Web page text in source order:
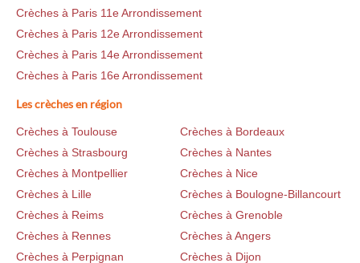
Crèches à Paris 11e Arrondissement
Crèches à Paris 12e Arrondissement
Crèches à Paris 14e Arrondissement
Crèches à Paris 16e Arrondissement
Les crèches en région
Crèches à Toulouse
Crèches à Bordeaux
Crèches à Strasbourg
Crèches à Nantes
Crèches à Montpellier
Crèches à Nice
Crèches à Lille
Crèches à Boulogne-Billancourt
Crèches à Reims
Crèches à Grenoble
Crèches à Rennes
Crèches à Angers
Crèches à Perpignan
Crèches à Dijon